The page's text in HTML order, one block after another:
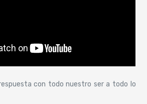
con todo nuestro ser a todo lo